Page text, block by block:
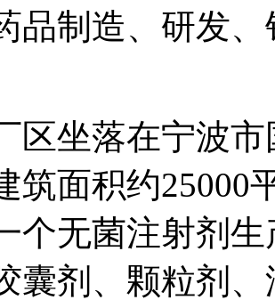
品制造、研发
区坐落在宁波
筑面积约25000
个无菌注射剂
囊剂、颗粒剂